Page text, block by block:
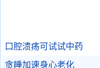
口腔溃疡可试试中药
贪睡加速身心老化